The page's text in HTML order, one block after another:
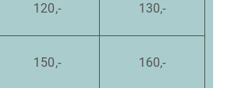
120,- 130,-
150,- 160,-